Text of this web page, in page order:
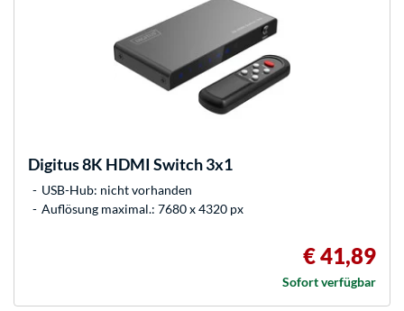
Digitus8K HDMI Switch 3x1
USB-Hub: nicht vorhanden
Auflösung maximal.: 7680 x 4320 px
€ 41,89
Sofort verfügbar